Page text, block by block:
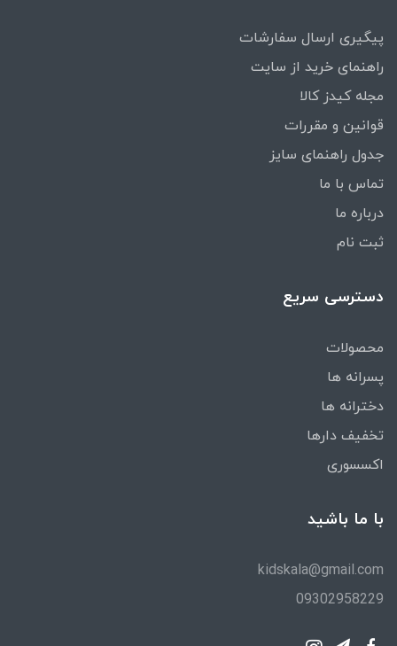
پیگیری ارسال سفارشات
راهنمای خرید از سایت
مجله کیدز کالا
قوانین و مقررات
جدول راهنمای سایز
تماس با ما
درباره ما
ثبت نام
دسترسی سریع
محصولات
پسرانه ها
دخترانه ها
تخفیف دارها
اکسسوری
با ما باشید
kidskala@gmail.com
09302958229